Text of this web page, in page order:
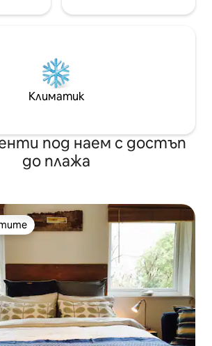
Климатик
под наем с достъп
до плажа
на гостите